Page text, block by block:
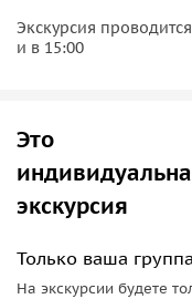
Экскурсия
и в 15:00
Это
экскурсия
Только ваша группа
На экскурсии будете